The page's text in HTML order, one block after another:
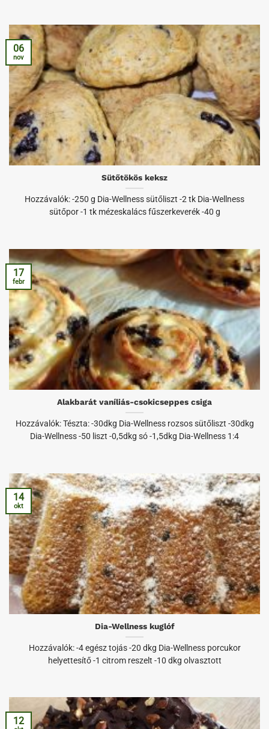
Sütőtökös keksz
Hozzávalók: -250 g Dia-Wellness sütőliszt -2 tk Dia-Wellness
sütőpor -1 tk mézeskalács fűszerkeverék -40 g
06
nov
Alakbarát vaníliás-csokicseppes csiga
Hozzávalók: Tészta: -30dkg Dia-Wellness rozsos sütőliszt -30dkg
Dia-Wellness -50 liszt -0,5dkg só -1,5dkg Dia-Wellness 1:4
17
febr
Dia-Wellness kuglóf
Hozzávalók: -4 egész tojás -20 dkg Dia-Wellness porcukor
helyettesítő -1 citrom reszelt -10 dkg olvasztott
14
okt
12